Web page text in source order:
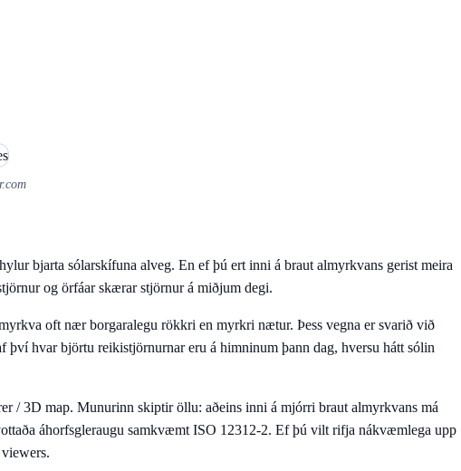
bjarta sólarskífuna alveg. En ef þú ert inni á braut almyrkvans gerist meira
og örfáar skærar stjörnur á miðjum degi.
oft nær borgaralegu rökkri en myrkri nætur. Þess vegna er svarið við
hvar björtu reikistjörnurnar eru á himninum þann dag, hversu hátt sólin
/ 3D map. Munurinn skiptir öllu: aðeins inni á mjórri braut almyrkvans má
áhorfsgleraugu samkvæmt ISO 12312-2. Ef þú vilt rifja nákvæmlega upp
.